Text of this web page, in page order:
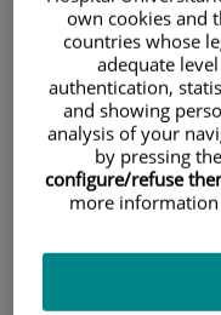
2.
Debes realizar la
abajo encontrarás un
prodrás realizarla. En el
cumplimentar los
puede consultar estaguía
own cookies and
countries whose
adequate
authentication,
and showing
analysis of your
by pressing
configure/refuse
more information